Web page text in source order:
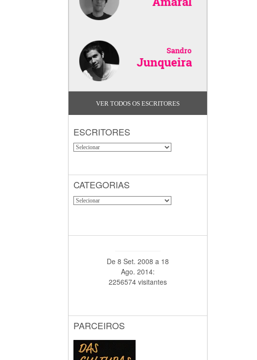
VER TODOS OS ESCRITORES
ESCRITORES
CATEGORIAS
De 8 Set. 2008 a 18
Ago. 2014:
2256574 visitantes
PARCEIROS